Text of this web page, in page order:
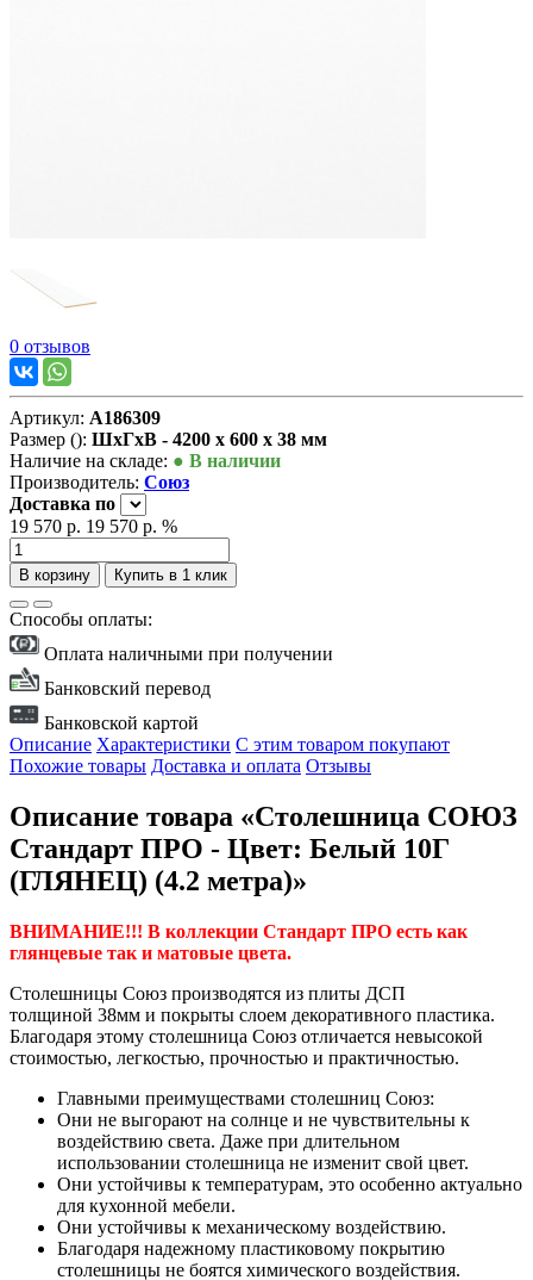
0 отзывов
Артикул: А186309
Размер (): ШxГxВ - 4200 x 600 x 38 мм
Наличие на складе: ● В наличии
Производитель: Союз
Доставка по
19 570 р. 19 570 р. %
В корзину Купить в 1 клик
Способы оплаты:
Оплата наличными при получении
Банковский перевод
Банковской картой
Описание Характеристики С этим товаром покупают
Похожие товары Доставка и оплата Отзывы
Описание товара «Столешница СОЮЗ
Стандарт ПРО - Цвет: Белый 10Г
(ГЛЯНЕЦ) (4.2 метра)»
ВНИМАНИЕ!!! В коллекции Стандарт ПРО есть как
глянцевые так и матовые цвета.
Столешницы Союз производятся из плиты ДСП
толщиной 38мм и покрыты слоем декоративного пластика.
Благодаря этому столешница Союз отличается невысокой
стоимостью, легкостью, прочностью и практичностью.
Главными преимуществами столешниц Союз:
Они не выгорают на солнце и не чувствительны к
воздействию света. Даже при длительном
использовании столешница не изменит свой цвет.
Они устойчивы к температурам, это особенно актуально
для кухонной мебели.
Они устойчивы к механическому воздействию.
Благодаря надежному пластиковому покрытию
столешницы не боятся химического воздействия.